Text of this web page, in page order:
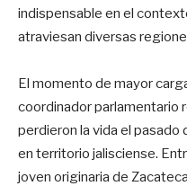
indispensable en el
atraviesan diversas
El momento de mayor
coordinador parlamentario
perdieron la vida el pasado
en territorio jalisciense.
joven originaria de